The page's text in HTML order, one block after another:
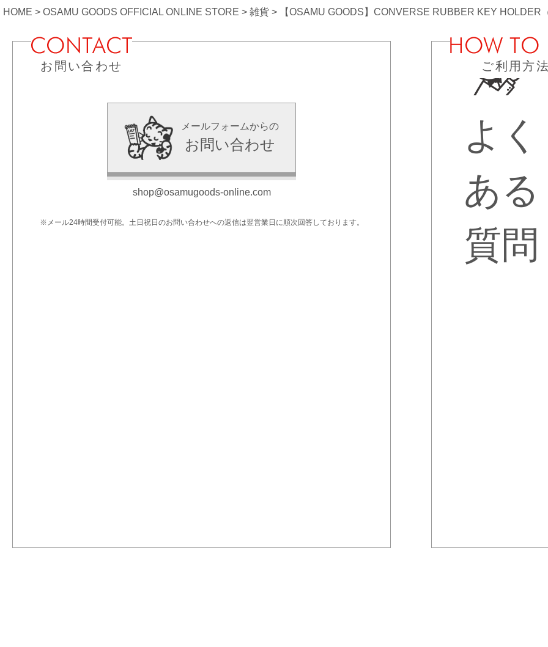
HOME OSAMU GOODS OFFICIAL ONLINE STORE 雑貨 【OSAMU GOODS】CONVERSE RUBBER KEY HOLDER
お問い合わせ
メールフォームからの
お問い合わせ
shop@osamugoods-online.com
※メール24時間受付可能。土日祝日のお問い合わせへの返信は翌営業日に順次回答しております。
ご利用方
よく
ある
質問